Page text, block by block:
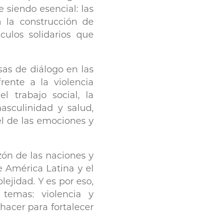
siendo esencial: las
la construcción de
solidarios que
de diálogo en las
a la violencia
trabajo social, la
y salud,
de las emociones y
de las naciones y
Latina y el
Y es por eso,
violencia y
para fortalecer